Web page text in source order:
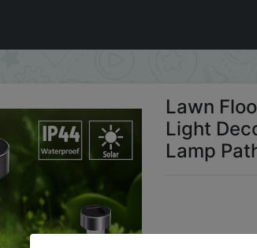
Steel Light Decorative Lamp
Lawn
Light
Lamp